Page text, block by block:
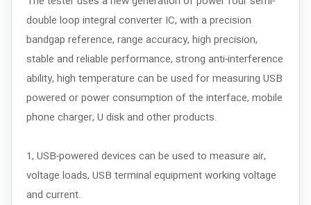
double loop integral converter IC, with aprecision
bandgap reference, range accuracy, high precision,
stable and reliable performance, strong anti-interference
ability, high temperature can be used formeasuring USB
powered orpower consumption ofthe interface, mobile
phone charger, U disk and otherproducts.
1, USB-powered devices can be used to measure air,
voltage loads, USB terminal equipmentworking voltage
and current.